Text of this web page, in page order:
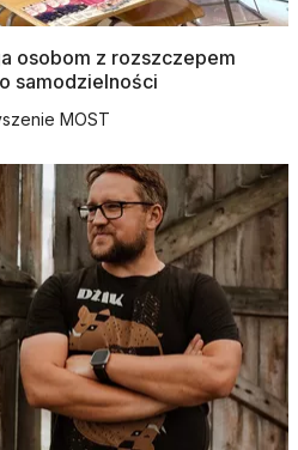
osobom z rozszczepem
samodzielności
MOST